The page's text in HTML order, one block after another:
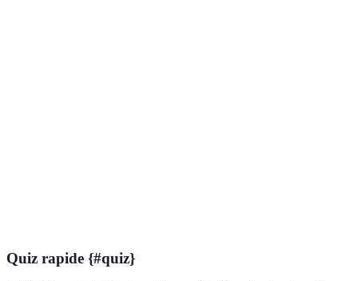
Quiz rapide {#quiz}